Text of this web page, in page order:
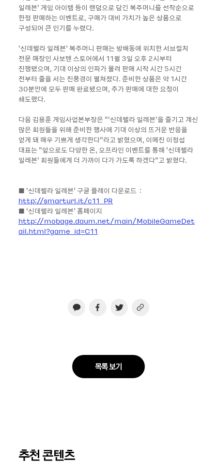
일레븐’ 게임 아이템 등이 랜덤으로 담긴 복주머니를 선착순으로
한정 판매하는 이벤트로, 구매가 대비 가치가 높은 상품으로
구성되어 큰 인기를 누렸다.
‘신데렐라 일레븐’ 복주머니 판매는 방배동에 위치한 서브컬처
전문 매장인 사보텐 스토어에서 11월 3일 오후 2시부터
진행됐으며, 기대 이상의 인파가 몰려 판매 시작 시간 5시간
전부터 줄을 서는 진풍경이 펼쳐졌다. 준비한 상품은 약 1시간
30분만에 모두 판매 완료됐으며, 추가 판매에 대한 요청이
쇄도했다.
다음 김용훈 게임사업본부장은 “’신데렐라 일레븐’을 즐기고 계신
많은 회원들을 위해 준비한 행사에 기대 이상의 뜨거운 반응을
얻게 돼 매우 기쁘게 생각한다”라고 밝혔으며, 이메진 이정섭
대표는 “앞으로도 다양한 온, 오프라인 이벤트를 통해 ‘신데렐라
일레븐’ 회원들에게 더 가까이 다가 가도록 하겠다”고 밝혔다.
■ ‘신데렐라 일레븐’ 구글 플레이 다운로드 :
http://smarturl.it/c11_PR
■ ‘신데렐라 일레븐’ 홈페이지
http://mobage.daum.net/main/MobileGameDet
ail.html?game_id=C11
목록 보기
추천 콘텐츠